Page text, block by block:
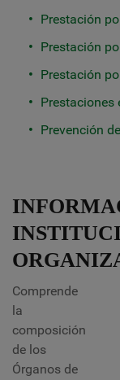
Prestación
Prestación
Prestación
Prestaciones
Prevención
Comprende
la
composición
de los
Órganos de